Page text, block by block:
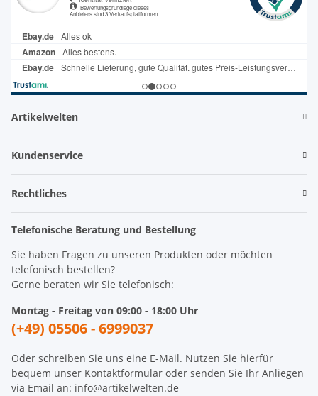
Artikelwelten
Kundenservice
Rechtliches
Telefonische Beratung und Bestellung
Sie haben Fragen zu unseren Produkten oder möchten
telefonisch bestellen?
Gerne beraten wir Sie telefonisch:
Montag - Freitag von 09:00 - 18:00 Uhr
(+49) 05506 - 6999037
Oder schreiben Sie uns eine E-Mail. Nutzen Sie hierfür
bequem unser Kontaktformular oder senden Sie Ihr Anliegen
via Email an: info@artikelwelten.de